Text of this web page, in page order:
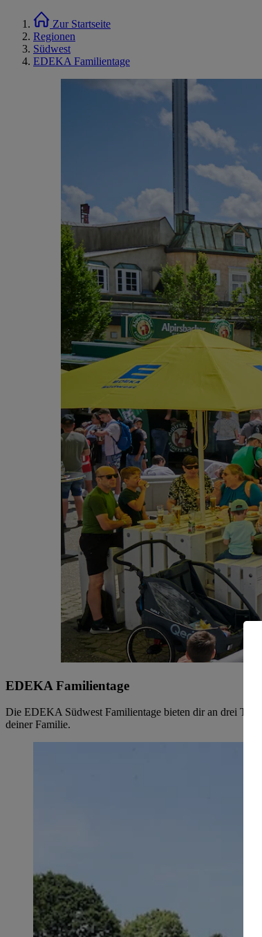
Zur Startseite
Regionen
Südwest
EDEKA Familientage
EDEKA Familientage
Die EDEKA Südwest Familientage bieten dir an drei
deiner Familie.